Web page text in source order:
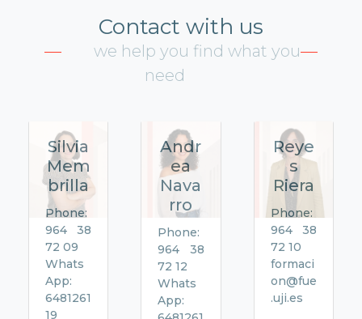
Contact with us
we help you find what you
need
Silvia
Mem
brilla
Phone:
964 38
72 09
Whats
App:
6481261
19
Andr
ea
Nava
rro
Phone:
964 38
72 12
Whats
App:
Reye
s
Riera
Phone:
964 38
72 10
formaci
on@fue
.uji.es